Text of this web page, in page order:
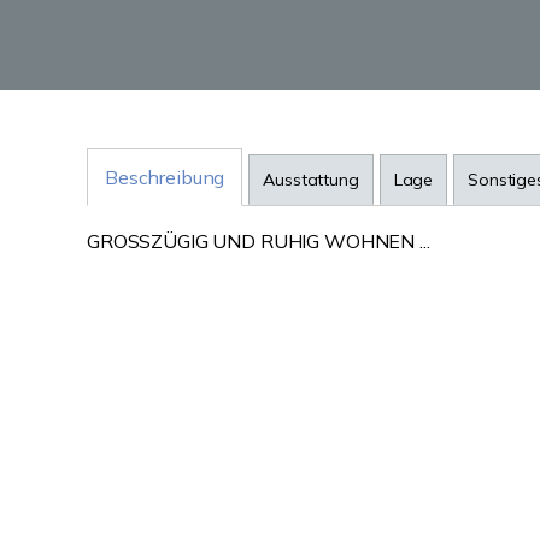
Beschreibung Ausstattung Lage
GROSSZÜGIG UND RUHIG WOHNEN ...